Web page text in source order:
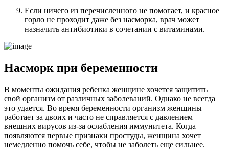
Если ничего из перечисленного не помогает, и красное
горло не проходит даже без насморка, врач может
назначить антибиотики в сочетании с витаминами.
Насморк при беременности
В моменты ожидания ребенка женщине хочется защитить
свой организм от различных заболеваний. Однако не всегда
это удается. Во время беременности организм женщины
работает за двоих и часто не справляется с давлением
внешних вирусов из-за ослабления иммунитета. Когда
появляются первые признаки простуды, женщина хочет
немедленно помочь себе, чтобы не заболеть еще сильнее.